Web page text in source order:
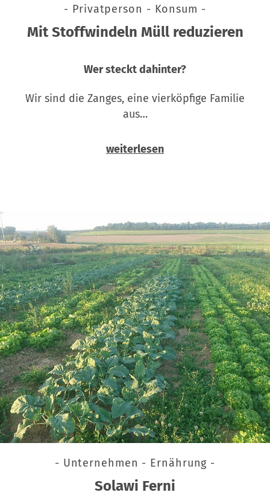
- Privatperson - Konsum -
Mit Stoffwindeln Müll reduzieren
Wer steckt dahinter?
Wir sind die Zanges, eine vierköpfige Familie
aus…
weiterlesen
- Unternehmen - Ernährung -
Solawi Ferni